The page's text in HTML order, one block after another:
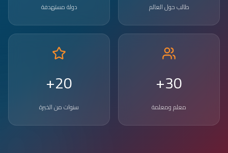
طالب حول العالم دولة مستهدفة
30+
معلم ومعلمة
20+
سنوات من الخبرة